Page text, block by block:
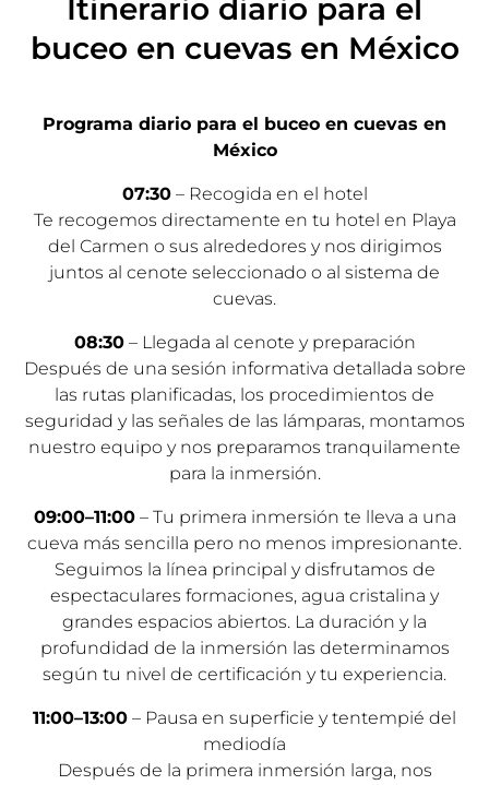
Itinerario diario para el
buceo en cuevas en México
Programa diario para el buceo en cuevas en
México
07:30– Recogida en el hotel
Te recogemos directamente en tu hotel en Playa
del Carmen o sus alrededores y nos dirigimos
juntos al cenote seleccionado o al sistema de
cuevas.
08:30– Llegada al cenote y preparación
Después de una sesión informativa detallada sobre
las rutas planificadas, los procedimientos de
seguridad y las señales de las lámparas, montamos
nuestro equipo y nos preparamos tranquilamente
para la inmersión.
09:00–11:00– Tu primera inmersión te lleva a una
cueva más sencilla pero no menos impresionante.
Seguimos la línea principal y disfrutamos de
espectaculares formaciones, agua cristalina y
grandes espacios abiertos. La duración y la
profundidad de la inmersión las determinamos
según tu nivel de certificación y tu experiencia.
11:00–13:00 – Pausa en superficie y tentempié del
mediodía
Después de la primera inmersión larga, nos